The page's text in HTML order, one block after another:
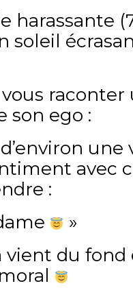
harassante
soleil
son ego :
une
avec
:
»
vient du